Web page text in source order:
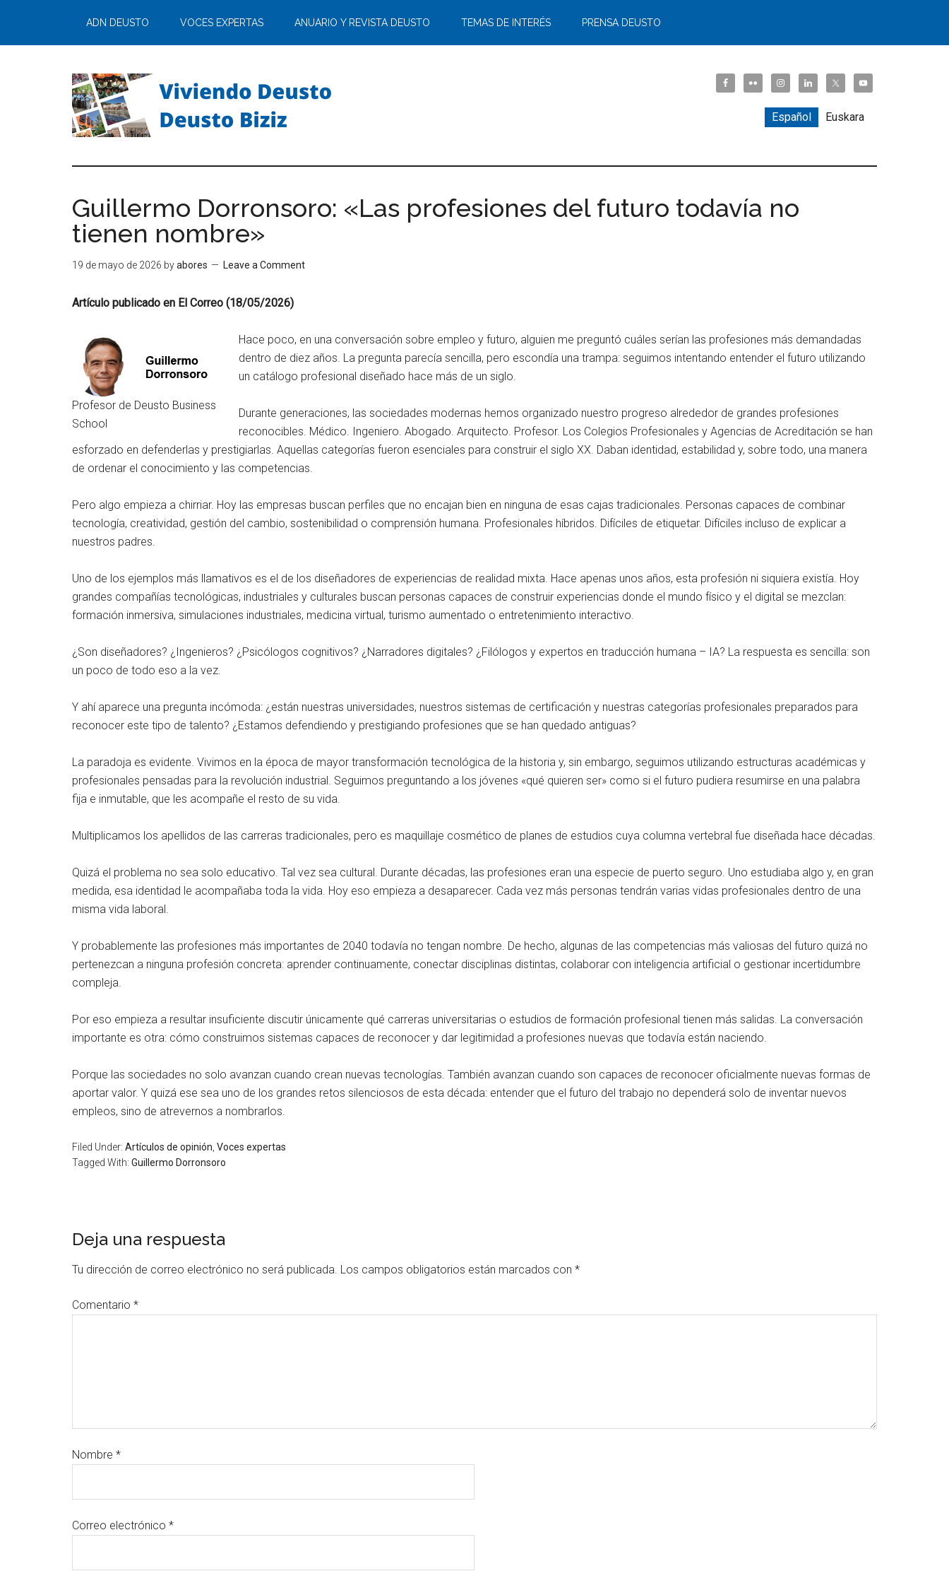
ADN DEUSTO VOCES EXPERTAS ANUARIO Y REVISTA DEUSTO TEMAS DE INTERÉS PRENSA DEUSTO
Español Euskara
Guillermo Dorronsoro: «Las profesiones del futuro todavía no
tienen nombre»
19 de mayo de 2026 byabores Leave a Comment
Artículo publicado en El Correo (18/05/2026)
Profesor de Deusto Business
School
Hace poco, en una conversación sobre empleo y futuro, alguien me preguntó cuáles serían las profesiones más demandadas
dentro de diez años. La pregunta parecía sencilla, pero escondía una trampa: seguimos intentando entender el futuro utilizando
un catálogo profesional diseñado hace más de un siglo.
Durante generaciones, las sociedades modernas hemos organizado nuestro progreso alrededor de grandes profesiones
reconocibles. Médico. Ingeniero. Abogado. Arquitecto. Profesor. Los Colegios Profesionales y Agencias de Acreditación se han
esforzado en defenderlas y prestigiarlas. Aquellas categorías fueron esenciales para construir el siglo XX. Daban identidad, estabilidad y, sobre todo, una manera
de ordenar el conocimiento y las competencias.
Pero algo empieza a chirriar. Hoy las empresas buscan perfiles que no encajan bien en ninguna de esas cajas tradicionales. Personas capaces de combinar
tecnología, creatividad, gestión del cambio, sostenibilidad o comprensión humana. Profesionales híbridos. Difíciles de etiquetar. Difíciles incluso de explicar a
nuestros padres.
Uno de los ejemplos más llamativos es el de los diseñadores de experiencias de realidad mixta. Hace apenas unos años, esta profesión ni siquiera existía. Hoy
grandes compañías tecnológicas, industriales y culturales buscan personas capaces de construir experiencias donde el mundo físico y el digital se mezclan:
formación inmersiva, simulaciones industriales, medicina virtual, turismo aumentado o entretenimiento interactivo.
¿Son diseñadores? ¿Ingenieros? ¿Psicólogos cognitivos? ¿Narradores digitales? ¿Filólogos y expertos en traducción humana – IA? La respuesta es sencilla: son
un poco de todo eso a la vez.
Y ahí aparece una pregunta incómoda: ¿están nuestras universidades, nuestros sistemas de certificación y nuestras categorías profesionales preparados para
reconocer este tipo de talento? ¿Estamos defendiendo y prestigiando profesiones que se han quedado antiguas?
La paradoja es evidente. Vivimos en la época de mayor transformación tecnológica de la historia y, sin embargo, seguimos utilizando estructuras académicas y
profesionales pensadas para la revolución industrial. Seguimos preguntando a los jóvenes «qué quieren ser» como si el futuro pudiera resumirse en una palabra
fija e inmutable, que les acompañe el resto de su vida.
Multiplicamos los apellidos de las carreras tradicionales, pero es maquillaje cosmético de planes de estudios cuya columna vertebral fue diseñada hace décadas.
Quizá el problema no sea solo educativo. Tal vez sea cultural. Durante décadas, las profesiones eran una especie de puerto seguro. Uno estudiaba algo y, en gran
medida, esa identidad le acompañaba toda la vida. Hoy eso empieza a desaparecer. Cada vez más personas tendrán varias vidas profesionales dentro de una
misma vida laboral.
Y probablemente las profesiones más importantes de 2040 todavía no tengan nombre. De hecho, algunas de las competencias más valiosas del futuro quizá no
pertenezcan a ninguna profesión concreta: aprender continuamente, conectar disciplinas distintas, colaborar con inteligencia artificial o gestionar incertidumbre
compleja.
Por eso empieza a resultar insuficiente discutir únicamente qué carreras universitarias o estudios de formación profesional tienen más salidas. La conversación
importante es otra: cómo construimos sistemas capaces de reconocer y dar legitimidad a profesiones nuevas que todavía están naciendo.
Porque las sociedades no solo avanzan cuando crean nuevas tecnologías. También avanzan cuando son capaces de reconocer oficialmente nuevas formas de
aportar valor. Y quizá ese sea uno de los grandes retos silenciosos de esta década: entender que el futuro del trabajo no dependerá solo de inventar nuevos
empleos, sino de atrevernos a nombrarlos.
Filed Under: Artículos de opinión Voces expertas
Tagged With: Guillermo Dorronsoro
Deja una respuesta
Tu dirección de correo electrónico no será publicada. Los campos obligatorios están marcados con *
Comentario *
Nombre *
Correo electrónico *